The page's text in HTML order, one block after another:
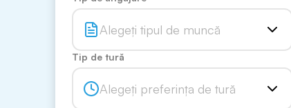
Alegeți tipul de muncă
Tip de tură
Alegeți preferința de tură